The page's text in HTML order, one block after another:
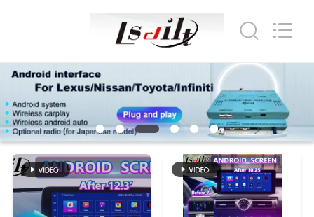
घर
उत्पादों
वीडियो
हमारे
Reserved.